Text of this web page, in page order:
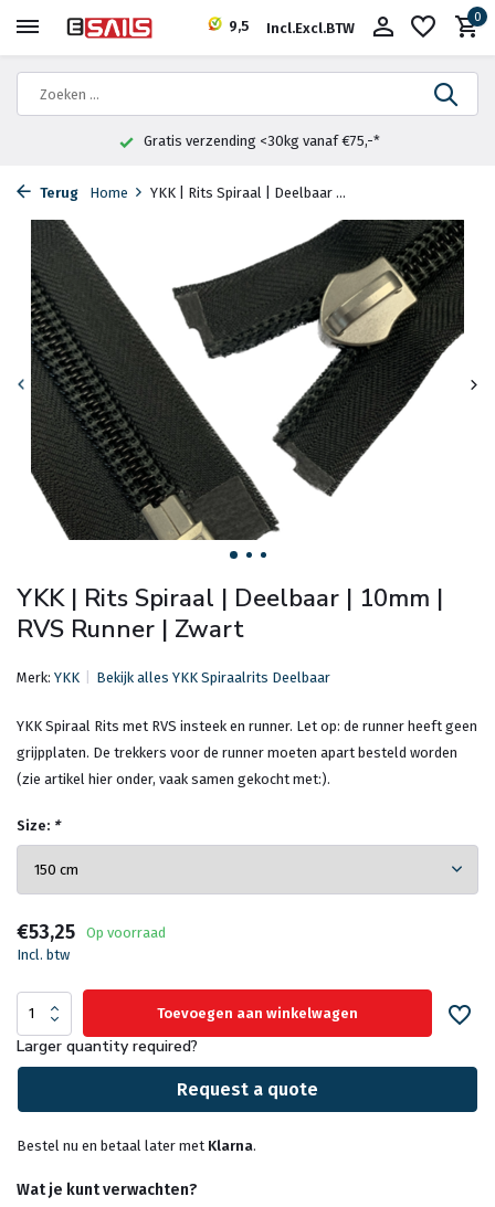
9,5 Incl.Excl.BTW
0
Gratis verzending <30kg vanaf €75,-*
Terug Home YKK | Rits Spiraal | Deelbaar ...
YKK | Rits Spiraal | Deelbaar | 10mm |
RVS Runner | Zwart
Merk: YKK Bekijk alles YKK Spiraalrits Deelbaar
YKK Spiraal Rits met RVS insteek en runner. Let op: de runner heeft geen
grijpplaten. De trekkers voor de runner moeten apart besteld worden
(zie artikel hier onder, vaak samen gekocht met:).
Size: *
€53,25
Op voorraad
Incl. btw
Toevoegen aan winkelwagen
Larger quantity required?
Request a quote
Bestel nu en betaal later met Klarna.
Wat je kunt verwachten?